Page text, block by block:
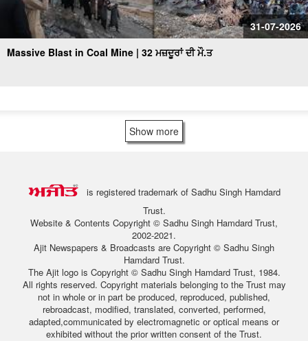
31-07-2026
Massive Blast in Coal Mine | 32 ਮਜ਼ਦੂਰਾਂ ਦੀ ਮੌ.ਤ
Show more
is registered trademark of Sadhu Singh Hamdard
Trust.
Website & Contents Copyright © Sadhu Singh Hamdard Trust,
2002-2021.
Ajit Newspapers & Broadcasts are Copyright © Sadhu Singh
Hamdard Trust.
The Ajit logo is Copyright © Sadhu Singh Hamdard Trust, 1984.
All rights reserved. Copyright materials belonging to the Trust may
not in whole or in part be produced, reproduced, published,
rebroadcast, modified, translated, converted, performed,
adapted,communicated by electromagnetic or optical means or
exhibited without the prior written consent of the Trust.